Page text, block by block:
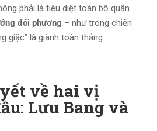
phải là tiêu diệt toàn bộ quân
đối phương – như trong chiến
giặc” là giành toàn thắng.
về hai vị
Lưu Bang và